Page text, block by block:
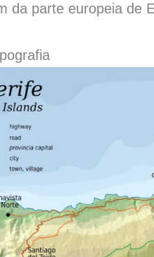
da parte europeia de